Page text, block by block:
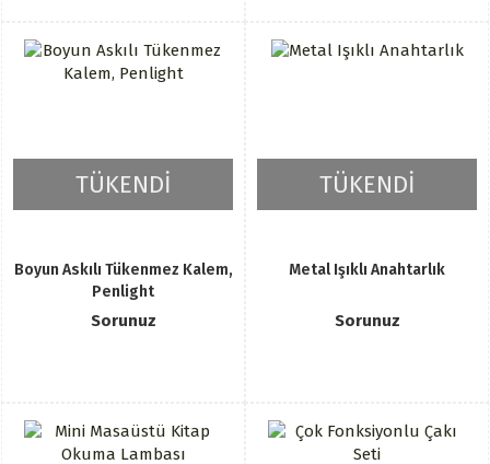
TÜKENDİ
Boyun Askılı Tükenmez Kalem,
Penlight
Sorunuz
TÜKENDİ
Metal Işıklı Anahtarlık
Sorunuz